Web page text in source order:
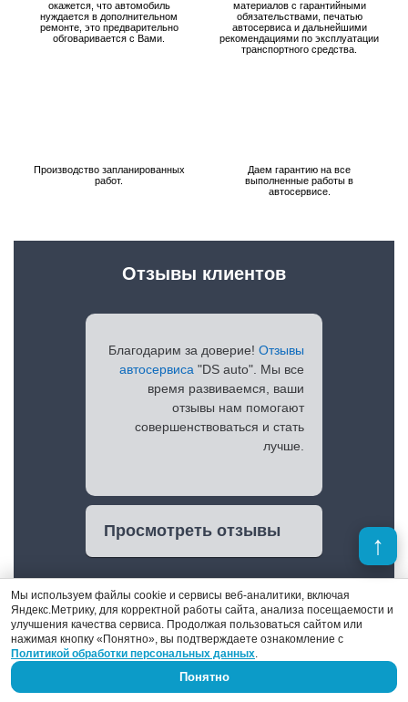
окажется, что автомобиль
нуждается в дополнительном
ремонте, это предварительно
обговаривается с Вами.
материалов с гарантийными
обязательствами, печатью
автосервиса и дальнейшими
рекомендациями по эксплуатации
транспортного средства.
Производство запланированных
работ.
Даем гарантию на все
выполненные работы в
автосервисе.
Благодарим за доверие! Отзывы
автосервиса "DS auto". Мы все
время развиваемся, ваши
отзывы нам помогают
совершенствоваться и стать
лучше.
Просмотреть отзывы
Отзывы клиентов
Мы используем файлы cookie и сервисы веб-аналитики, включая
Яндекс.Метрику, для корректной работы сайта, анализа посещаемости и
улучшения качества сервиса. Продолжая пользоваться сайтом или
нажимая кнопку «Понятно», вы подтверждаете ознакомление с
Политикой обработки персональных данных.
Понятно